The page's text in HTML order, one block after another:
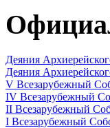
Деяния
Деяния
V Всезарубежный
IV Всезарубежный
II Всезарубежный
I Всезарубежный